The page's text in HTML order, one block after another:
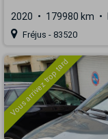
2020 179980 km
Fréjus - 83520
Vous arrivez trop tard